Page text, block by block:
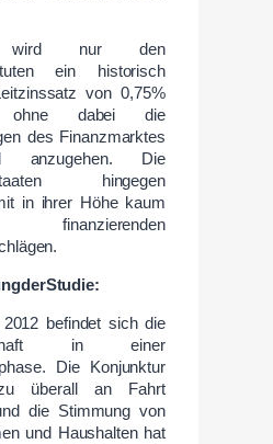
wird nur den
ein historisch
von 0,75%
ohne dabei die
des Finanzmarktes
anzugehen. Die
hingegen
in ihrer Höhe kaum
derStudie:
2012 befindet sich die
in einer
Die Konjunktur
überall an Fahrt
die Stimmung von
und Haushalten hat